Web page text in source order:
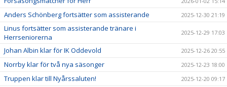
Anders Schönberg fortsätter som assisterande 2025-12-30 21:19
Linus fortsätter som assisterande tränare i
Herrseniorerna
2025-12-29 17:03
Johan Albin klar för IK Oddevold 2025-12-26 20:55
Norrby klar för två nya säsonger 2025-12-23 18:00
Truppen klar till Nyårssaluten! 2025-12-20 09:17